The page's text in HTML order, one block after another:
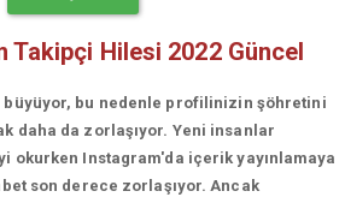
Takipçi Hilesi 2022 Güncel
büyüyor, bu nedenle profilinizin şöhretini
daha da zorlaşıyor. Yeni insanlar
okurken Instagram'da içerik yayınlamaya
son derece zorlaşıyor. Ancak